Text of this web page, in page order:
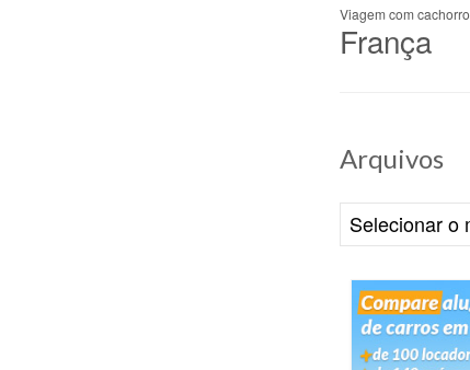
Viagem com cachorro
França
Arquivos
Arquivos